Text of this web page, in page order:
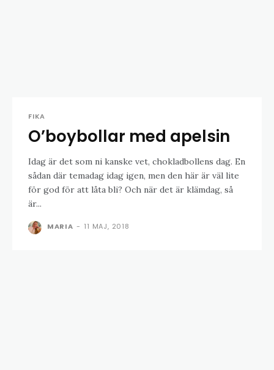
FIKA
O’boybollar med apelsin
Idag är det som ni kanske vet, chokladbollens dag. En
sådan där temadag idag igen, men den här är väl lite
för god för att låta bli? Och när det är klämdag, så
är...
MARIA - 11 MAJ, 2018